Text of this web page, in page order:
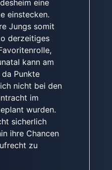
eine
einstecken.
Jungs somit
derzeitiges
kann am
Punkte
nicht bei den
im
wurden.
sicherlich
ihre Chancen
zu